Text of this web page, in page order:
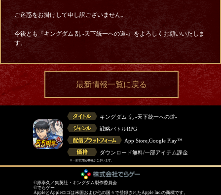
ご迷惑をお掛けして申し訳ございません｡
今後とも『キングダム 乱 -天下統一への道-』をよろしくお願いいたしま
す。
最新情報一覧に戻る
キングダム 乱 -天下統一への道-
戦略バトルRPG
App Store,Google Play™
ダウンロード無料/一部アイテム課金
※一部非対応機種がございます。
©原泰久／集英社・キングダム製作委員会
©でらゲー
AppleとAppleロゴは米国および他の国々で登録されたApple Inc.の商標です。